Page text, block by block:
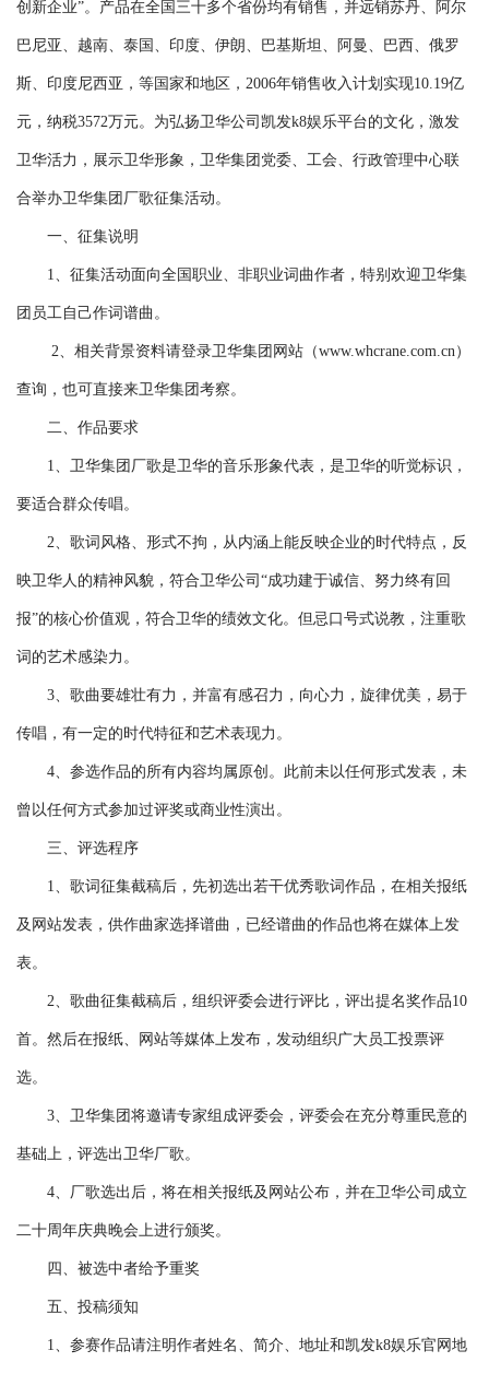
创新企业”。产品在全国三十多个省份均有销售，并远销苏丹、阿尔
巴尼亚、越南、泰国、印度、伊朗、巴基斯坦、阿曼、巴西、俄罗
斯、印度尼西亚，等国家和地区，2006年销售收入计划实现10.19亿
元，纳税3572万元。为弘扬卫华公司凯发k8娱乐平台的文化，激发
卫华活力，展示卫华形象，卫华集团党委、工会、行政管理中心联
合举办卫华集团厂歌征集活动。
一、征集说明
1、征集活动面向全国职业、非职业词曲作者，特别欢迎卫华集
团员工自己作词谱曲。
2、相关背景资料请登录卫华集团网站（www.whcrane.com.cn）
查询，也可直接来卫华集团考察。
二、作品要求
1、卫华集团厂歌是卫华的音乐形象代表，是卫华的听觉标识，
要适合群众传唱。
2、歌词风格、形式不拘，从内涵上能反映企业的时代特点，反
映卫华人的精神风貌，符合卫华公司“成功建于诚信、努力终有回
报”的核心价值观，符合卫华的绩效文化。但忌口号式说教，注重歌
词的艺术感染力。
3、歌曲要雄壮有力，并富有感召力，向心力，旋律优美，易于
传唱，有一定的时代特征和艺术表现力。
4、参选作品的所有内容均属原创。此前未以任何形式发表，未
曾以任何方式参加过评奖或商业性演出。
三、评选程序
1、歌词征集截稿后，先初选出若干优秀歌词作品，在相关报纸
及网站发表，供作曲家选择谱曲，已经谱曲的作品也将在媒体上发
表。
2、歌曲征集截稿后，组织评委会进行评比，评出提名奖作品10
首。然后在报纸、网站等媒体上发布，发动组织广大员工投票评
选。
3、卫华集团将邀请专家组成评委会，评委会在充分尊重民意的
基础上，评选出卫华厂歌。
4、厂歌选出后，将在相关报纸及网站公布，并在卫华公司成立
二十周年庆典晚会上进行颁奖。
四、被选中者给予重奖
五、投稿须知
1、参赛作品请注明作者姓名、简介、地址和凯发k8娱乐官网地